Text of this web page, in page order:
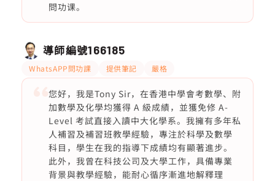
問功课。
導師編號166185
WhatsAPP問功課 提供筆記 嚴格
您好，我是Tony Sir，在香港中學會考數學、附
加數學及化學均獲得 A 級成績，並獲免修 A-
Level 考試直接入讀中大化學系。我擁有多年私
人補習及補習班教學經驗，專注於科學及數學
科目，學生在我的指導下成績均有顯著進步。
此外，我曾在科技公司及大學工作，具備專業
背景與教學經驗，能耐心循序漸進地解釋理